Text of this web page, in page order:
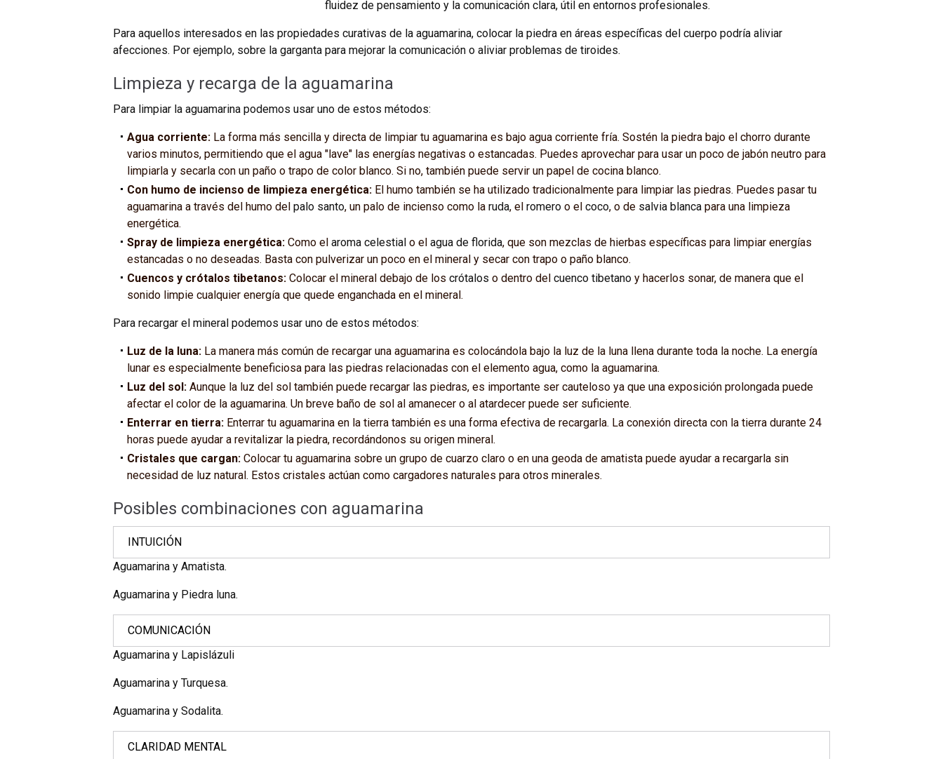
fluidez de pensamiento y la comunicación clara, útil en entornos profesionales.
Para aquellos interesados en las propiedades curativas de la aguamarina, colocar la piedra en áreas específicas del cuerpo podría aliviar
afecciones. Por ejemplo, sobre la garganta para mejorar la comunicación o aliviar problemas de tiroides.
Limpieza y recarga de la aguamarina
Para limpiar la aguamarina podemos usar uno de estos métodos:
Agua corriente: La forma más sencilla y directa de limpiar tu aguamarina es bajo agua corriente fría. Sostén la piedra bajo el chorro durante
varios minutos, permitiendo que el agua "lave" las energías negativas o estancadas. Puedes aprovechar para usar un poco de jabón neutro para
limpiarla y secarla con un paño o trapo de color blanco. Si no, también puede servir un papel de cocina blanco.
Con humo de incienso de limpieza energética: El humo también se ha utilizado tradicionalmente para limpiar las piedras. Puedes pasar tu
aguamarina a través del humo del palo santo, un palo de incienso como la ruda, el romeroo el coco, o de salvia blancapara una limpieza
energética.
Spray de limpieza energética: Como el aroma celestialo el agua de florida, que son mezclas de hierbas específicas para limpiar energías
estancadas o no deseadas. Basta con pulverizar un poco en el mineral y secar con trapo o paño blanco.
Cuencos y crótalos tibetanos: Colocar el mineral debajo de los crótalos o dentro del cuenco tibetanoy hacerlos sonar, de manera que el
sonido limpie cualquier energía que quede enganchada en el mineral.
Para recargar el mineral podemos usar uno de estos métodos:
Luz de la luna:La manera más común de recargar una aguamarina es colocándola bajo la luz de la luna llena durante toda la noche. La energía
lunar es especialmente beneficiosa para las piedras relacionadas con el elemento agua, como la aguamarina.
Luz del sol: Aunque la luz del sol también puede recargar las piedras, es importante ser cauteloso ya que una exposición prolongada puede
afectar el color de la aguamarina. Un breve baño de sol al amanecer o al atardecer puede ser suficiente.
Enterrar en tierra:Enterrar tu aguamarina en la tierra también es una forma efectiva de recargarla. La conexión directa con la tierra durante 24
horas puede ayudar a revitalizar la piedra, recordándonos su origen mineral.
Cristales que cargan: Colocar tu aguamarina sobre un grupo de cuarzo claro o en una geoda de amatista puede ayudar a recargarla sin
necesidad de luz natural. Estos cristales actúan como cargadores naturales para otros minerales.
Posibles combinaciones con aguamarina
INTUICIÓN
Aguamarina y Amatista.
Aguamarina y Piedra luna.
COMUNICACIÓN
Aguamarina y Lapislázuli
Aguamarina y Turquesa.
Aguamarina y Sodalita.
CLARIDAD MENTAL